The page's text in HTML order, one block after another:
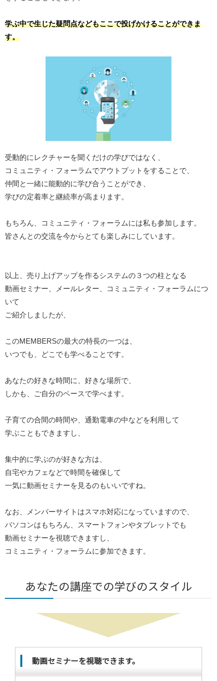
学ぶ中で生じた疑問点などもここで投げかけることができま
す。
受動的にレクチャーを聞くだけの学びではなく、
コミュニティ・フォーラムでアウトプットをすることで、
仲間と一緒に能動的に学び合うことができ、
学びの定着率と継続率が高まります。
もちろん、コミュニティ・フォーラムには私も参加します。
皆さんとの交流を今からとても楽しみにしています。
以上、売り上げアップを作るシステムの３つの柱となる
動画セミナー、メールレター、コミュニティ・フォーラムにつ
いて
ご紹介しましたが、
このMEMBERSの最大の特長の一つは、
いつでも、どこでも学べることです。
あなたの好きな時間に、好きな場所で、
しかも、ご自分のペースで学べます。
子育ての合間の時間や、通勤電車の中などを利用して
学ぶこともできますし、
集中的に学ぶのが好きな方は、
自宅やカフェなどで時間を確保して
一気に動画セミナーを見るのもいいですね。
なお、メンバーサイトはスマホ対応になっていますので、
パソコンはもちろん、スマートフォンやタブレットでも
動画セミナーを視聴できますし、
コミュニティ・フォーラムに参加できます。
あなたの講座での学びのスタイル
動画セミナーを視聴できます。